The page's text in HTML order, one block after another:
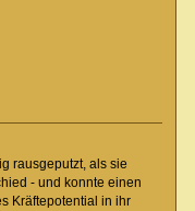
rausgeputzt, als sie
- und konnte einen
Kräftepotential in ihr